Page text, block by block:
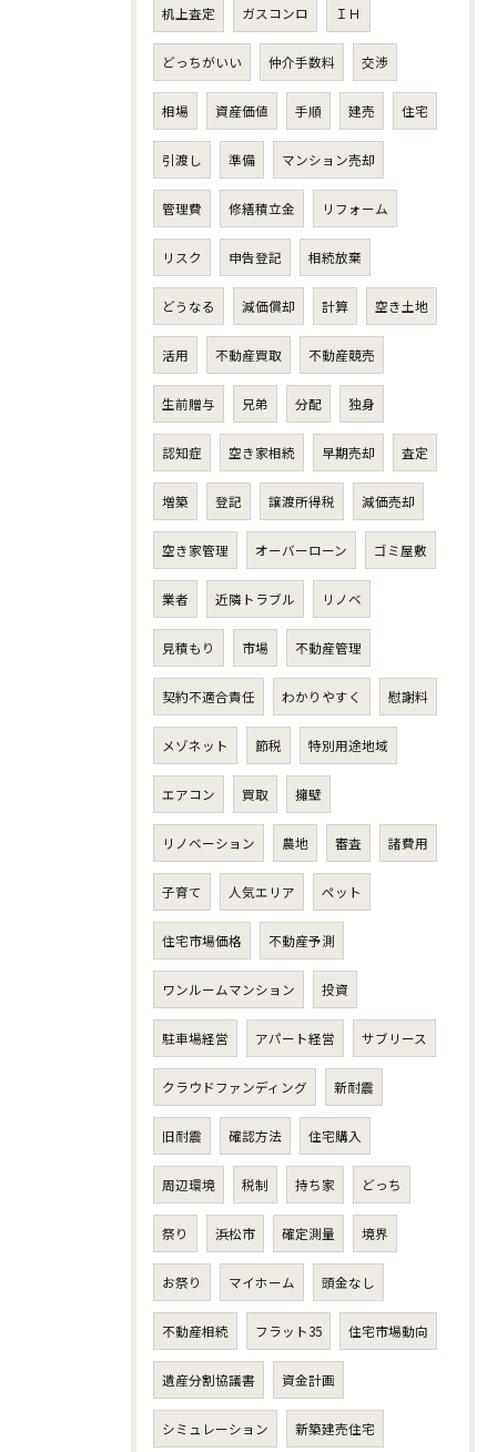
机上査定 ガスコンロ ＩＨ
どっちがいい 仲介手数料 交渉
相場 資産価値 手順 建売 住宅
引渡し 準備 マンション売却
管理費 修繕積立金 リフォーム
リスク 申告登記 相続放棄
どうなる 減価償却 計算 空き土地
活用 不動産買取 不動産競売
生前贈与 兄弟 分配 独身
認知症 空き家相続 早期売却 査定
増築 登記 譲渡所得税 減価売却
空き家管理 オーバーローン ゴミ屋敷
業者 近隣トラブル リノベ
見積もり 市場 不動産管理
契約不適合責任 わかりやすく 慰謝料
メゾネット 節税 特別用途地域
エアコン 買取 擁壁
リノベーション 農地 審査 諸費用
子育て 人気エリア ペット
住宅市場価格 不動産予測
ワンルームマンション 投資
駐車場経営 アパート経営 サブリース
クラウドファンディング 新耐震
旧耐震 確認方法 住宅購入
周辺環境 税制 持ち家 どっち
祭り 浜松市 確定測量 境界
お祭り マイホーム 頭金なし
不動産相続 フラット35 住宅市場動向
遺産分割協議書 資金計画
シミュレーション 新築建売住宅